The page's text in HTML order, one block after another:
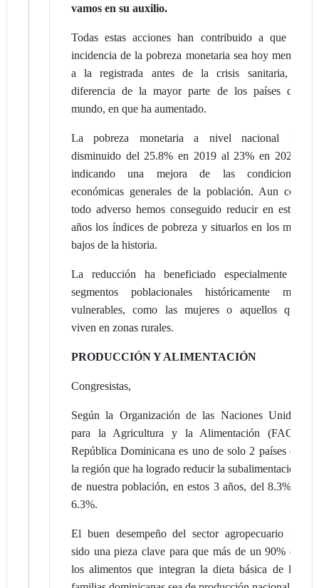
vamos en su auxilio.
Todas estas acciones han contribuido a que la
incidencia de la pobreza monetaria sea hoy menor
a la registrada antes de la crisis sanitaria, a
diferencia de la mayor parte de los países del
mundo, en que ha aumentado.
La pobreza monetaria a nivel nacional ha
disminuido del 25.8% en 2019 al 23% en 2023,
indicando una mejora de las condiciones
económicas generales de la población. Aun con
todo adverso hemos conseguido reducir en estos
años los índices de pobreza y situarlos en los más
bajos de la historia.
La reducción ha beneficiado especialmente a
segmentos poblacionales históricamente más
vulnerables, como las mujeres o aquellos que
viven en zonas rurales.
PRODUCCIÓN Y ALIMENTACIÓN
Congresistas,
Según la Organización de las Naciones Unidas
para la Agricultura y la Alimentación (FAO),
República Dominicana es uno de solo 2 países de
la región que ha logrado reducir la subalimentación
de nuestra población, en estos 3 años, del 8.3% a
6.3%.
El buen desempeño del sector agropecuario ha
sido una pieza clave para que más de un 90% de
los alimentos que integran la dieta básica de las